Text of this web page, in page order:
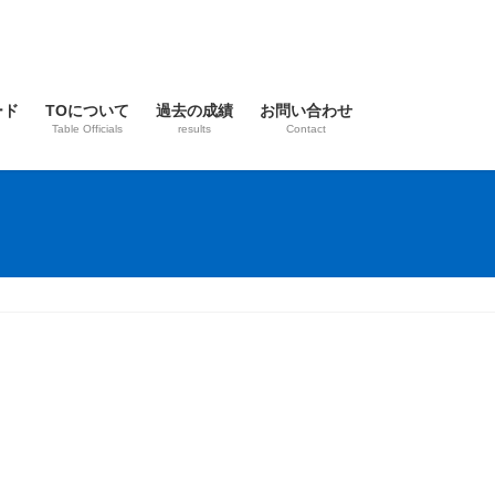
TOについて
Table Officials
過去の成績
results
お問い合わせ
Contact